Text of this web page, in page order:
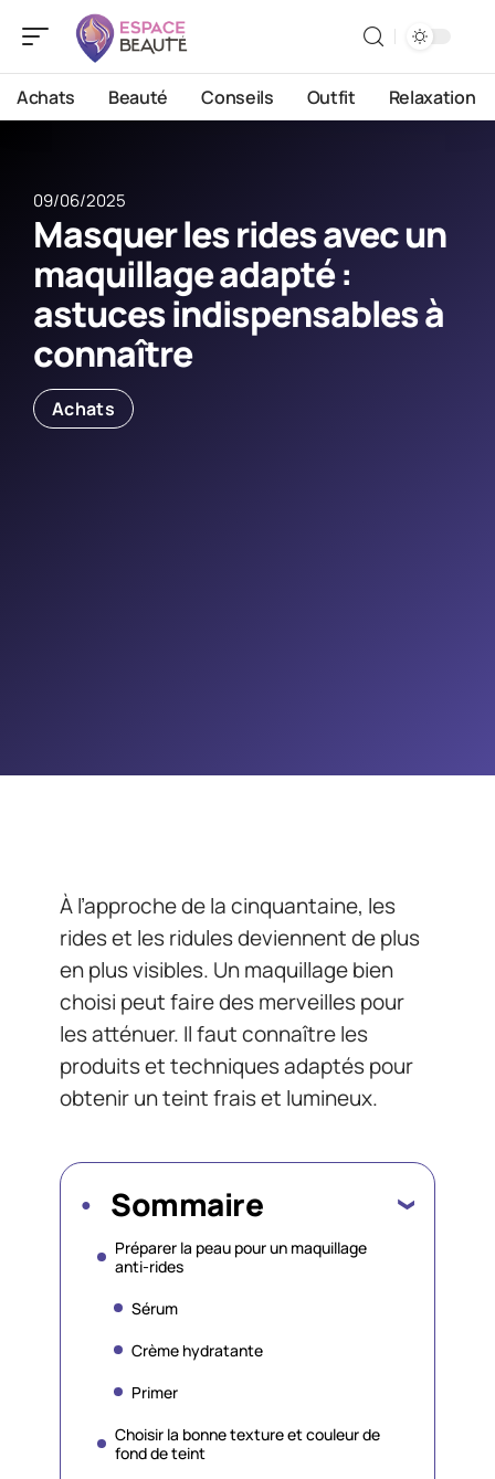
Achats Beauté Conseils Outfit Relaxation
09/06/2025
Masquer les rides avec un
maquillage adapté :
astuces indispensables à
connaître
Achats
À l’approche de la cinquantaine, les
rides et les ridules deviennent de plus
en plus visibles. Un maquillage bien
choisi peut faire des merveilles pour
les atténuer. Il faut connaître les
produits et techniques adaptés pour
obtenir un teint frais et lumineux.
Sommaire
Préparer la peau pour un maquillage
anti-rides
Sérum
Crème hydratante
Primer
Choisir la bonne texture et couleur de
fond de teint